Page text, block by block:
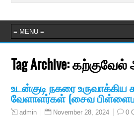
Tag Archive:
உடன்குடி நகரை
வேளாளர்கள் (சைவ
admin November 28, 2024 0